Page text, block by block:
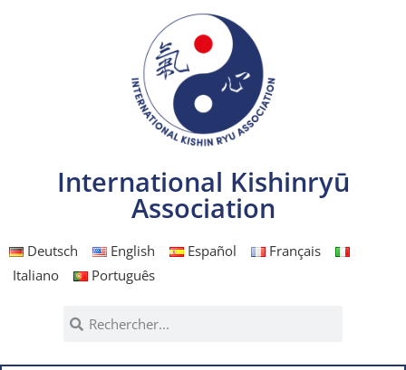
International Kishinryū
Association
Deutsch English Español
Français
Italiano
Português